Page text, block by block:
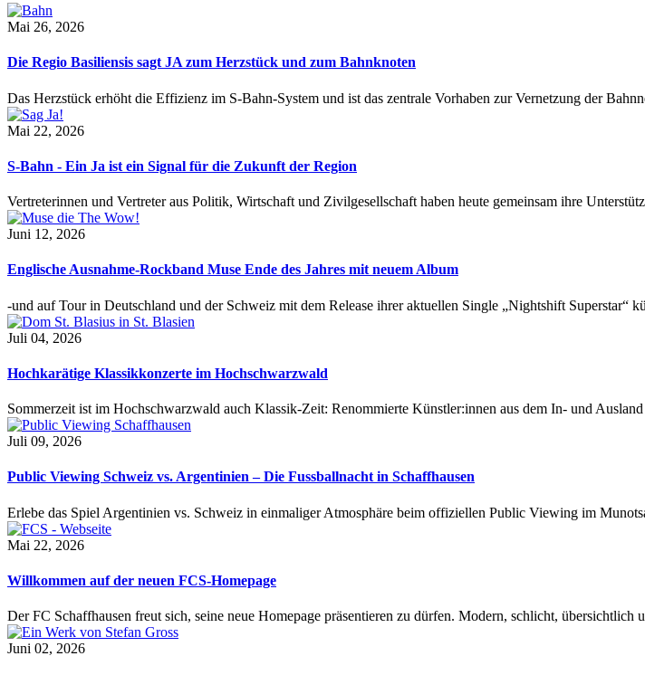
Mai 26, 2026
Die Regio Basiliensis sagt JA zum Herzstück und zum Bahnknoten
Das Herzstück erhöht die Effizienz im S-Bahn-System und ist das zentrale Vorhaben zur Vernetzung der
Mai 22, 2026
S-Bahn - Ein Ja ist ein Signal für die Zukunft der Region
Vertreterinnen und Vertreter aus Politik, Wirtschaft und Zivilgesellschaft haben heute gemeinsam ihre
Juni 12, 2026
Englische Ausnahme-Rockband Muse Ende des Jahres mit neuem Album
-und auf Tour in Deutschland und der Schweiz mit dem Release ihrer aktuellen Single „Nightshift Superstar“
Juli 04, 2026
Hochkarätige Klassikkonzerte im Hochschwarzwald
Sommerzeit ist im Hochschwarzwald auch Klassik-Zeit: Renommierte Künstler:innen aus dem In- und
Juli 09, 2026
Public Viewing Schweiz vs. Argentinien – Die Fussballnacht in Schaffhausen
Erlebe das Spiel Argentinien vs. Schweiz in einmaliger Atmosphäre beim offiziellen Public Viewing im
Mai 22, 2026
Willkommen auf der neuen FCS-Homepage
Der FC Schaffhausen freut sich, seine neue Homepage präsentieren zu dürfen. Modern, schlicht,
Juni 02, 2026